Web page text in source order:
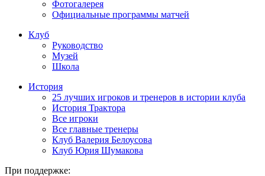
Фотогалерея
Официальные программы матчей
Клуб
Руководство
Музей
Школа
История
25 лучших игроков и тренеров в истории клуба
История Трактора
Все игроки
Все главные тренеры
Клуб Валерия Белоусова
Клуб Юрия Шумакова
При поддержке: